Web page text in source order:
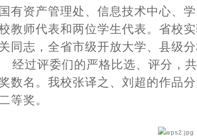
国有资产管理处、信息技术中心、
教师代表和两位学生代表。省校
关同志，全省市级开放大学、县级分
经过评委们的严格比选、评分，
数名。我校张译之、刘超的作品
等奖。